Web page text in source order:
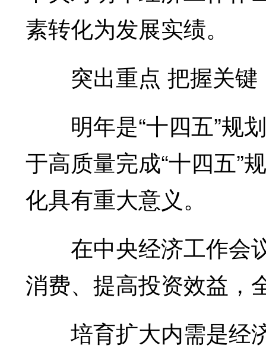
素转化为发展实绩。
突出重点 把握关键
明年是“十四五”规划
于高质量完成“十四五”
化具有重大意义。
在中央经济工作会议
消费、提高投资效益，
培育扩大内需是经